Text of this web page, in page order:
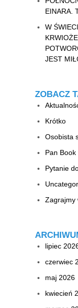
EINARA.
W
JEST
ZOBACZ
Krótko
Osobista
Pan Book
Pytanie
Zagrajmy
lipiec
czerwiec
maj 2026
kwiecień